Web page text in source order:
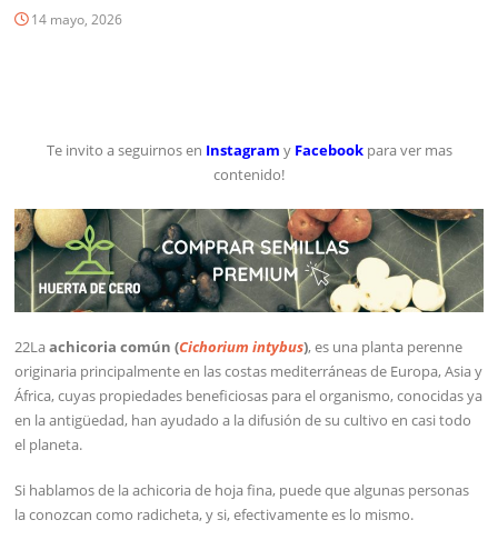
14 mayo, 2026
Te invito a seguirnos en Instagram y Facebook para ver mas
contenido!
22Laachicoria común (Cichorium intybus), es una planta perenne
originaria principalmente en las costas mediterráneas de Europa, Asia y
África, cuyas propiedades beneficiosas para el organismo, conocidas ya
en la antigüedad, han ayudado a la difusión de su cultivo en casi todo
el planeta.
Si hablamos de la achicoria de hoja fina, puede que algunas personas
la conozcan como radicheta, y si, efectivamente es lo mismo.